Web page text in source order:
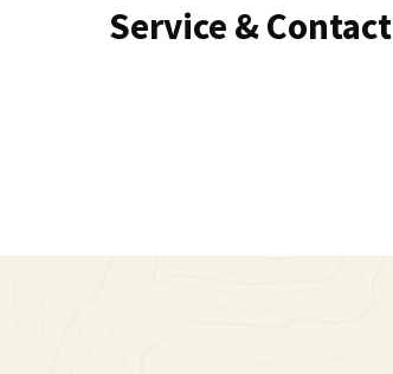
Service & Contact